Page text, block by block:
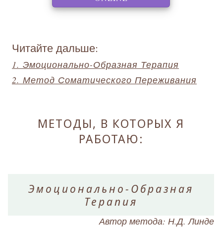
Читайте дальше:
1. Эмоционально-Образная Терапия
2. Метод Соматического Переживания
МЕТОДЫ, В КОТОРЫХ Я
РАБОТАЮ:
Эмоционально-Образная
Терапия
Автор метода: Н.Д. Линде